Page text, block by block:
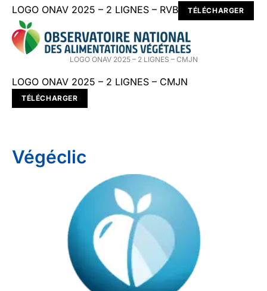
LOGO ONAV 2025 – 2 LIGNES – RVB TÉLÉCHARGER
LOGO ONAV 2025 – 2 LIGNES – CMJN
LOGO ONAV 2025 – 2 LIGNES – CMJN
TÉLÉCHARGER
Végéclic